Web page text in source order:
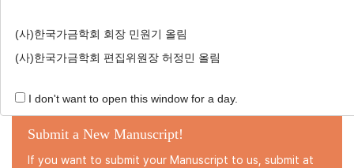
Submit a New Manuscript!
If you want to submit your Manuscript to us, submit at
(사)한국가금학회 회장 민원기 올림
(사)한국가금학회 편집위원장 허정민 올림
I don't want to open this window for a day.